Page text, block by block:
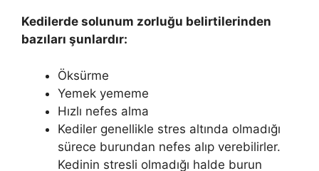
Kedilerde solunum zorluğu belirtilerinden
bazıları şunlardır:
Öksürme
Yemek yememe
Hızlı nefes alma
Kediler genellikle stres altında olmadığı
sürece burundan nefes alıp verebilirler.
Kedinin stresli olmadığı halde burun